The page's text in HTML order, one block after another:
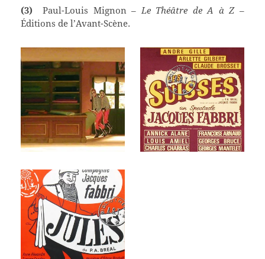
(3) Paul-Louis Mignon – Le Théâtre de A à Z–
Éditions de l’Avant-Scène.